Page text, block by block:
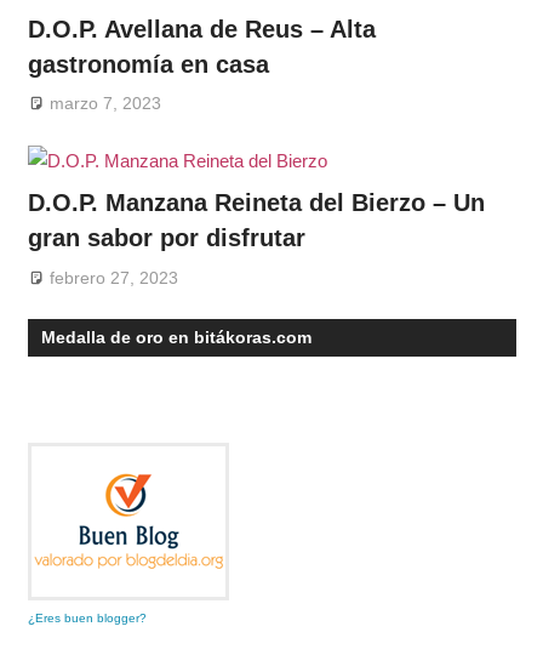
D.O.P. Avellana de Reus – Alta
gastronomía en casa
marzo 7, 2023
D.O.P. Manzana Reineta del Bierzo – Un
gran sabor por disfrutar
febrero 27, 2023
Medalla de oro en bitákoras.com
¿Eres buen blogger?